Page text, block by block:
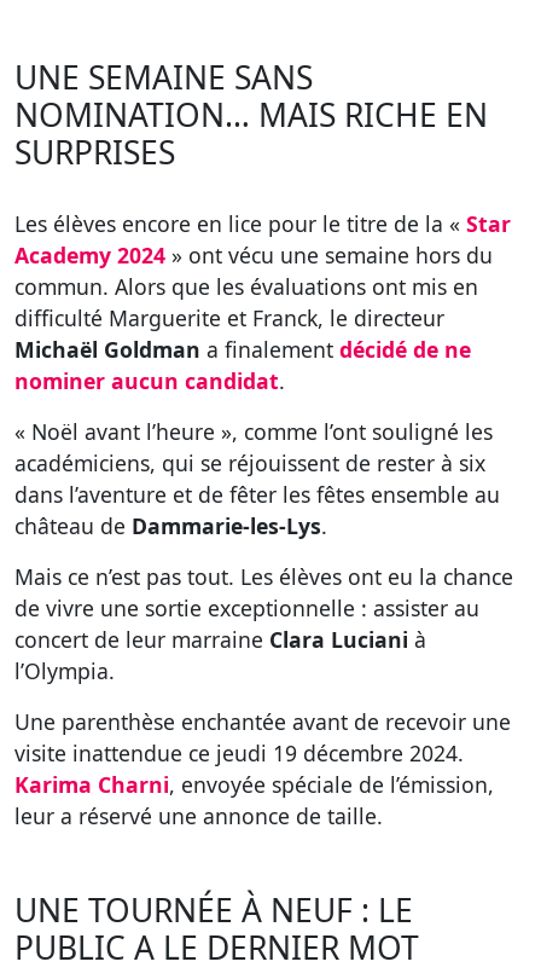
UNE SEMAINE SANS
NOMINATION… MAIS RICHE EN
SURPRISES
Les élèves encore en lice pour le titre de la « Star
Academy 2024 » ont vécu une semaine hors du
commun. Alors que les évaluations ont mis en
difficulté Marguerite et Franck, le directeur
Michaël Goldman a finalement décidé de ne
nominer aucun candidat.
« Noël avant l’heure », comme l’ont souligné les
académiciens, qui se réjouissent de rester à six
dans l’aventure et de fêter les fêtes ensemble au
château de Dammarie-les-Lys.
Mais ce n’est pas tout. Les élèves ont eu la chance
de vivre une sortie exceptionnelle : assister au
concert de leur marraine Clara Luciani à
l’Olympia.
Une parenthèse enchantée avant de recevoir une
visite inattendue ce jeudi 19 décembre 2024.
Karima Charni, envoyée spéciale de l’émission,
leur a réservé une annonce de taille.
UNE TOURNÉE À NEUF : LE
PUBLIC A LE DERNIER MOT